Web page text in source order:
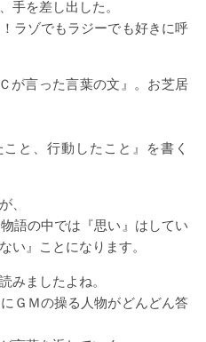
手を差し出した。
ラゾでもラジーでも好きに呼
が言った言葉の文』。お芝居
と、行動したこと』を書く
、
語の中では『思い』はしてい
い』ことになります。
みましたよね。
ＧＭの操る人物がどんどん答